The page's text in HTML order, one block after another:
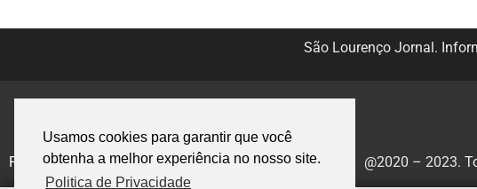
Usamos cookies para garantir que você
obtenha a melhor experiência no nosso site.
Politica de Privacidade
São Lourenço Jornal.
Politica de Privacidade @2020 – 2023.